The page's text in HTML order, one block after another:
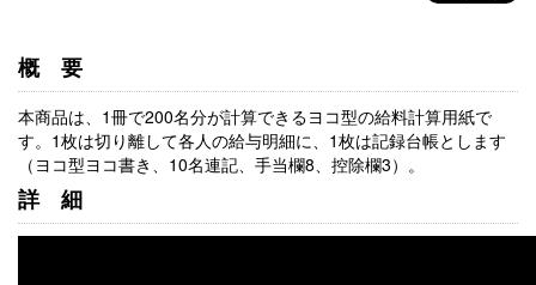
概要
本商品は、1冊で200名分が計算できるヨコ型の給料計算用紙で
す。1枚は切り離して各人の給与明細に、1枚は記録台帳とします
（ヨコ型ヨコ書き、10名連記、手当欄8、控除欄3）。
詳細